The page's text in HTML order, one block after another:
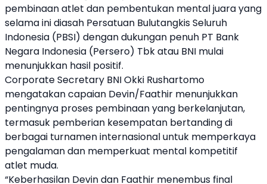
pembinaan atlet dan pembentukan mental juara yang
selama ini diasah Persatuan Bulutangkis Seluruh
Indonesia (PBSI) dengan dukungan penuh PT Bank
Negara Indonesia (Persero) Tbk atau BNI mulai
menunjukkan hasil positif.
Corporate Secretary BNIOkki Rushartomo
mengatakan capaian Devin/Faathir menunjukkan
pentingnya proses pembinaan yang berkelanjutan,
termasuk pemberian kesempatan bertanding di
berbagai turnamen internasional untuk memperkaya
pengalaman dan memperkuat mental kompetitif
atlet muda.
“Keberhasilan Devin dan Faathir menembus final